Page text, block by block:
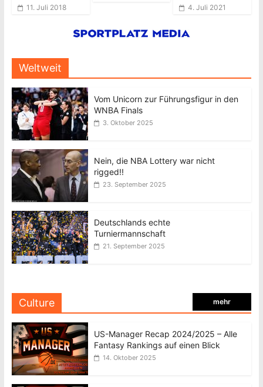
11. Juli 2018 4. Juli 2021
Weltweit
Vom Unicorn zur Führungsfigur in den
WNBA Finals
3. Oktober 2025
Nein, die NBA Lottery war nicht
rigged!!
23. September 2025
Deutschlands echte
Turniermannschaft
21. September 2025
Culture mehr
US-Manager Recap 2024/2025 – Alle
Fantasy Rankings auf einen Blick
14. Oktober 2025